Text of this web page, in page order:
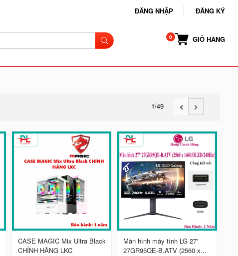
ĐĂNG NHẬP ĐĂNG KÝ
GIỎ HÀNG
1/49
CASE MAGIC Mix Ultra Black
CHÍNH HÃNG LKC
Màn hình máy tính LG 27'
27GR95QE-B.ATV (2560 x...